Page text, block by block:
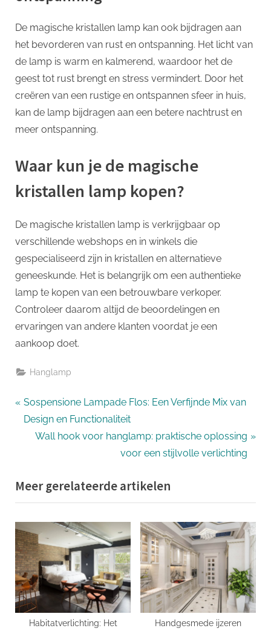
De magische kristallen lamp kan ook bijdragen aan
het bevorderen van rust en ontspanning. Het licht van
de lamp is warm en kalmerend, waardoor het de
geest tot rust brengt en stress vermindert. Door het
creëren van een rustige en ontspannen sfeer in huis,
kan de lamp bijdragen aan een betere nachtrust en
meer ontspanning.
Waar kun je de magische
kristallen lamp kopen?
De magische kristallen lamp is verkrijgbaar op
verschillende webshops en in winkels die
gespecialiseerd zijn in kristallen en alternatieve
geneeskunde. Het is belangrijk om een authentieke
lamp te kopen van een betrouwbare verkoper.
Controleer daarom altijd de beoordelingen en
ervaringen van andere klanten voordat je een
aankoop doet.
Hanglamp
Bericht
navigatie
P
r
o
u
s
P
o
s
t
:
Sospensione Lampade Flos: Een Verfijnde Mix van
Design en Functionaliteit
N
t
P
o
s
:
Wall hook voor hanglamp: praktische oplossing
voor een stijlvolle verlichting
Meer gerelateerde artikelen
Habitatverlichting: Het
Handgesmede ijzeren